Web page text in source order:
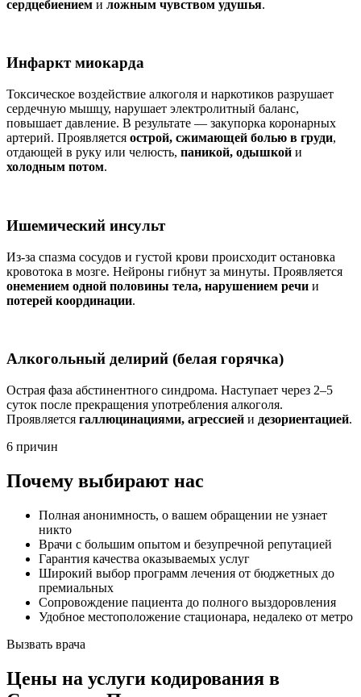
сердцебиением и ложным чувством удушья.
Инфаркт миокарда
Токсическое воздействие алкоголя и наркотиков разрушает
сердечную мышцу, нарушает электролитный баланс,
повышает давление. В результате — закупорка коронарных
артерий. Проявляется острой, сжимающей болью в груди,
отдающей в руку или челюсть, паникой, одышкой и
холодным потом.
Ишемический инсульт
Из-за спазма сосудов и густой крови происходит остановка
кровотока в мозге. Нейроны гибнут за минуты. Проявляется
онемением одной половины тела, нарушением речи и
потерей координации.
Алкогольный делирий (белая горячка)
Острая фаза абстинентного синдрома. Наступает через 2–5
суток после прекращения употребления алкоголя.
Проявляется галлюцинациями, агрессией и дезориентацией.
6 причин
Почему выбирают нас
Полная анонимность, о вашем обращении не узнает
никто
Врачи с большим опытом и безупречной репутацией
Гарантия качества оказываемых услуг
Широкий выбор программ лечения от бюджетных до
премиальных
Сопровождение пациента до полного выздоровления
Удобное местоположение стационара, недалеко от метро
Вызвать врача
Цены на услуги кодирования в